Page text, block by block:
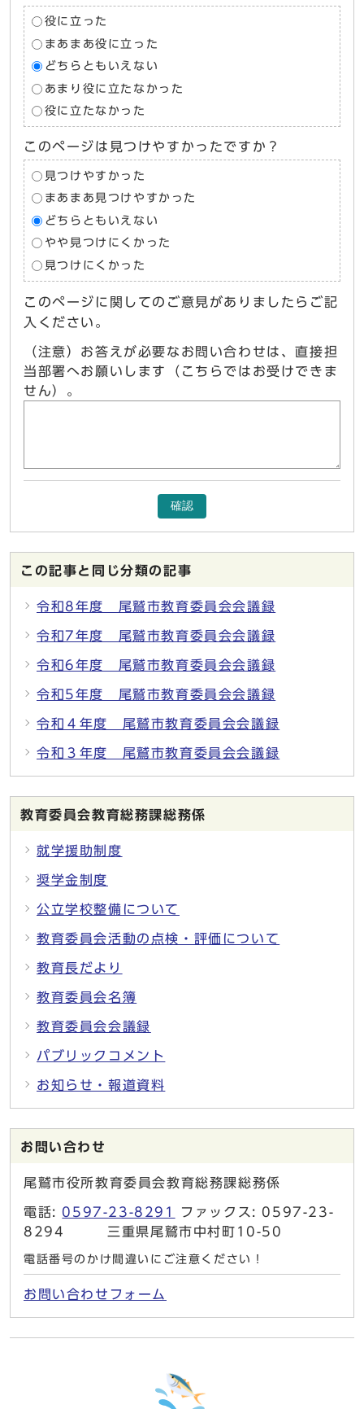
役に立った
まあまあ役に立った
どちらともいえない
あまり役に立たなかった
役に立たなかった
このページは見つけやすかったですか？
見つけやすかった
まあまあ見つけやすかった
どちらともいえない
やや見つけにくかった
見つけにくかった
このページに関してのご意見がありましたらご記
入ください。
（注意）お答えが必要なお問い合わせは、直接担
当部署へお願いします（こちらではお受けできま
せん）。
確認
この記事と同じ分類の記事
令和8年度 尾鷲市教育委員会会議録
令和7年度 尾鷲市教育委員会会議録
令和6年度 尾鷲市教育委員会会議録
令和5年度 尾鷲市教育委員会会議録
令和４年度 尾鷲市教育委員会会議録
令和３年度 尾鷲市教育委員会会議録
教育委員会教育総務課総務係
就学援助制度
奨学金制度
公立学校整備について
教育委員会活動の点検・評価について
教育長だより
教育委員会名簿
教育委員会会議録
パブリックコメント
お知らせ・報道資料
お問い合わせ
尾鷲市役所教育委員会教育総務課総務係
電話: 0597-23-8291
ファックス: 0597-23-
8294 三重県尾鷲市中村町10-50
電話番号のかけ間違いにご注意ください！
お問い合わせフォーム